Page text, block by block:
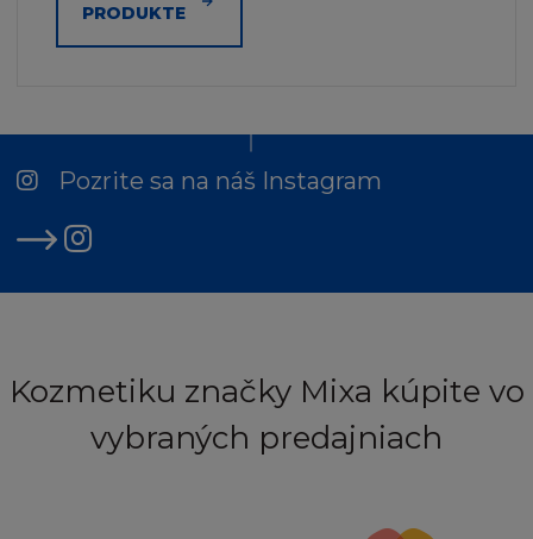
PRODUKTE
Pozrite sa na náš Instagram
Kozmetiku značky Mixa kúpite vo
vybraných predajniach